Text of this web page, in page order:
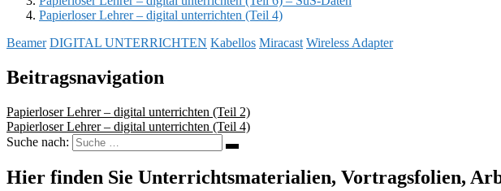
Papierloser Lehrer – digital unterrichten (Teil 4)
Beamer DIGITAL UNTERRICHTEN Kabellos Miracast Wireless Adapter
Beitragsnavigation
Papierloser Lehrer – digital unterrichten (Teil 2)
Papierloser Lehrer – digital unterrichten (Teil 4)
Suche nach:
Hier finden Sie Unterrichtsmaterialien, Vortragsfolien,